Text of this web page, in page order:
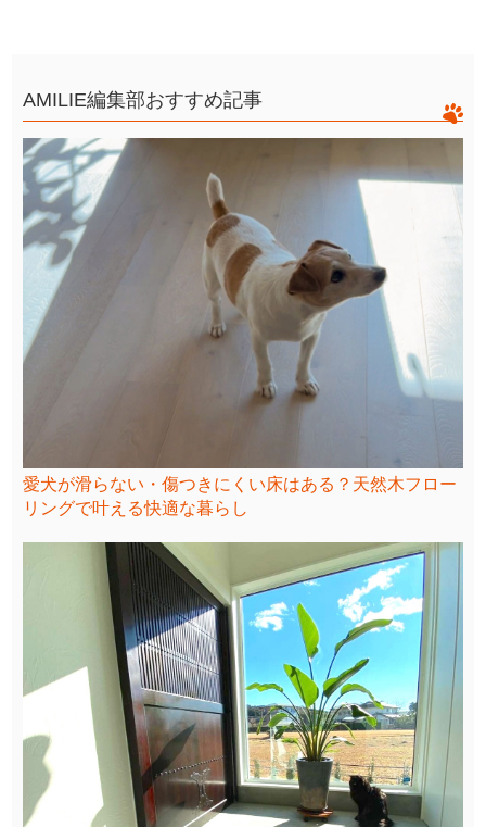
AMILIE編集部おすすめ記事
愛犬が滑らない・傷つきにくい床はある？天然木フロー
リングで叶える快適な暮らし